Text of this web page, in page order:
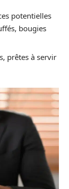
potentielles
bougies
prêtes à servir